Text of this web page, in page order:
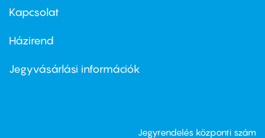
firstKapcsolat
Footer
second
Házirend
Jegyvásárlási információk
Jegyrendelés központi szám